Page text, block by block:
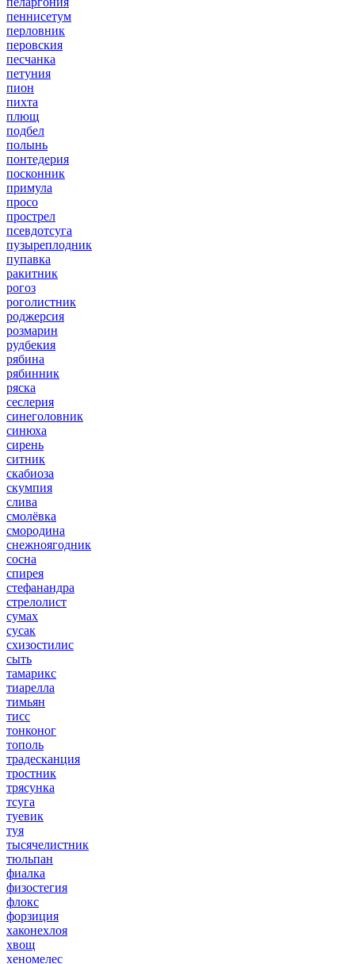
пеннисетум
перловник
перовския
песчанка
петуния
пион
пихта
плющ
подбел
полынь
понтедерия
посконник
примула
просо
прострел
псевдотсуга
пузыреплодник
пупавка
ракитник
рогоз
роголистник
роджерсия
розмарин
рудбекия
рябина
рябинник
ряска
сеслерия
синеголовник
синюха
сирень
ситник
скабиоза
скумпия
слива
смолёвка
смородина
снежноягодник
сосна
спирея
стефанандра
стрелолист
сумах
сусак
схизостилис
сыть
тамарикс
тиарелла
тимьян
тисс
тонконог
тополь
традесканция
тростник
трясунка
тсуга
туевик
туя
тысячелистник
тюльпан
фиалка
физостегия
флокс
форзиция
хаконехлоя
хвощ
хеномелес